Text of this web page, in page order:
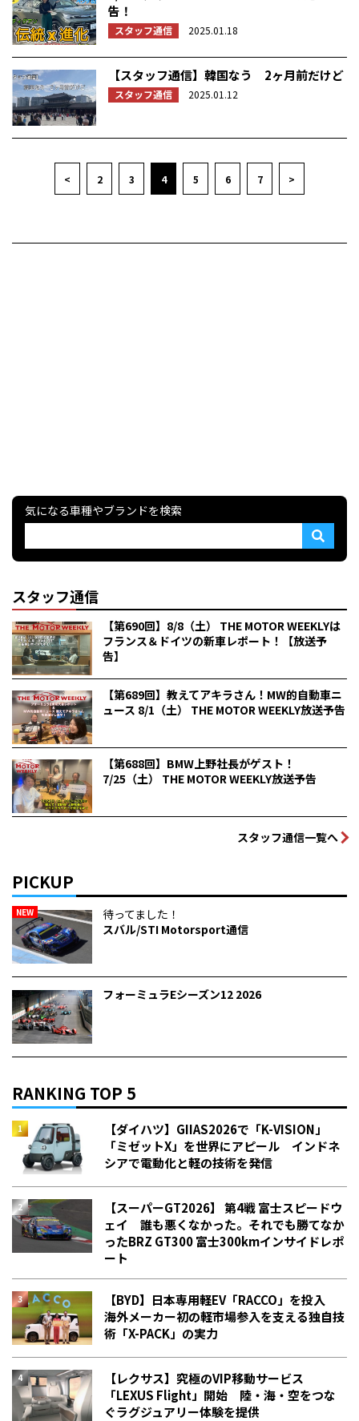
告！
スタッフ通信 2025.01.18
【スタッフ通信】韓国なう 2ヶ月前だけど
スタッフ通信 2025.01.12
< 2 3 4 5 6 7 >
気になる車種やブランドを検索
スタッフ通信
【第690回】8/8（土） THE MOTOR WEEKLYは
フランス＆ドイツの新車レポート！【放送予
告】
【第689回】教えてアキラさん！MW的自動車ニ
ュース 8/1（土） THE MOTOR WEEKLY放送予告
【第688回】BMW上野社長がゲスト！
7/25（土） THE MOTOR WEEKLY放送予告
スタッフ通信一覧へ
PICKUP
NEW
待ってました！
スバル/STI Motorsport通信
フォーミュラEシーズン12 2026
RANKING TOP 5
【ダイハツ】GIIAS2026で「K-VISION」
「ミゼットX」を世界にアピール インドネ
シアで電動化と軽の技術を発信
【スーパーGT2026】 第4戦 富士スピードウ
ェイ 誰も悪くなかった。それでも勝てなか
った――BRZ GT300 富士300kmインサイドレポ
ート
【BYD】日本専用軽EV「RACCO」を投入
海外メーカー初の軽市場参入を支える独自技
術「X-PACK」の実力
【レクサス】究極のVIP移動サービス
「LEXUS Flight」開始 陸・海・空をつな
ぐラグジュアリー体験を提供